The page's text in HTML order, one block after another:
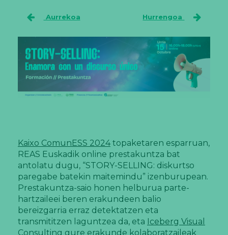
Aurrekoa Hurrengoa
Kaixo ComunESS 2024topaketaren esparruan,
REAS Euskadik online prestakuntza bat
antolatu dugu, “STORY-SELLING: diskurtso
paregabe batekin maitemindu” izenburupean.
Prestakuntza-saio honen helburua parte-
hartzaileei beren erakundeen balio
bereizgarria erraz detektatzen eta
transmititzen laguntzea da, eta Iceberg Visual
Consulting gure erakunde kolaboratzaileak